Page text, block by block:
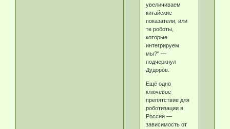
увеличиваем
китайские
показатели, или
те роботы,
которые
интегрируем
мы?" —
подчеркнул
Дудоров.
Ещё одно
ключевое
препятствие для
роботизации в
России —
зависимость от